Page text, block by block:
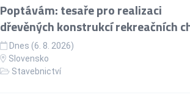
Poptávám: tesaře pro realizaci
dřevěných konstrukcí rekreačních
Dnes (6. 8. 2026)
Slovensko
Stavebnictví